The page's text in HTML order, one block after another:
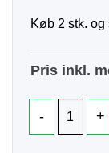
Køb 2 stk.
Pris inkl.